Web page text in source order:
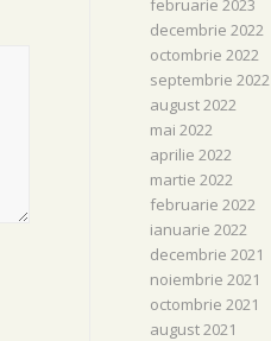
februarie 2023
decembrie 2022
octombrie 2022
septembrie 2022
august 2022
mai 2022
aprilie 2022
martie 2022
februarie 2022
ianuarie 2022
decembrie 2021
noiembrie 2021
octombrie 2021
august 2021